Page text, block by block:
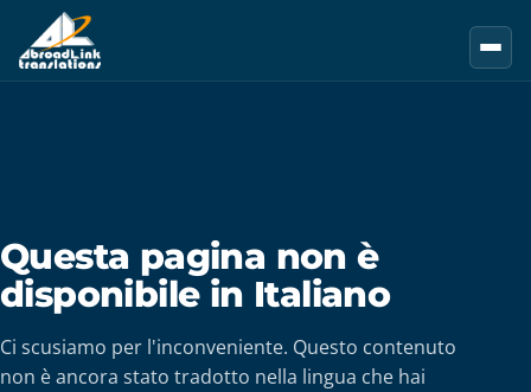
Vai al contenuto principale
Questa pagina non è
disponibile in Italiano
Ci scusiamo per l'inconveniente. Questo contenuto
non è ancora stato tradotto nella lingua che hai